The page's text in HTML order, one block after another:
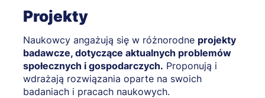
Projekty
Naukowcy angażują się w różnorodne projekty
badawcze, dotyczące aktualnych problemów
społecznych i gospodarczych. Proponują i
wdrażają rozwiązania oparte na swoich
badaniach i pracach naukowych.